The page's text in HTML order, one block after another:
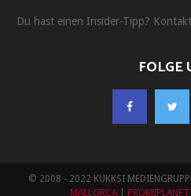
Du hast einen Insider-Tipp?
FOLGE
© 2008 - 2022 KUKKSI
MALLORCA
PROMIPLANET